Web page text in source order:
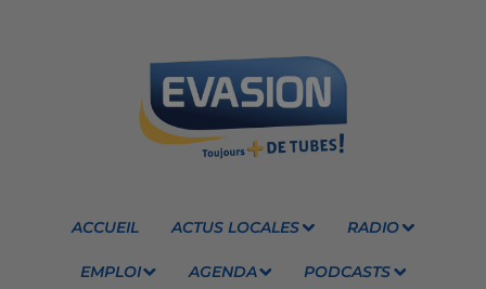
ACCUEIL ACTUS LOCALES RADIO
EMPLOI AGENDA PODCASTS